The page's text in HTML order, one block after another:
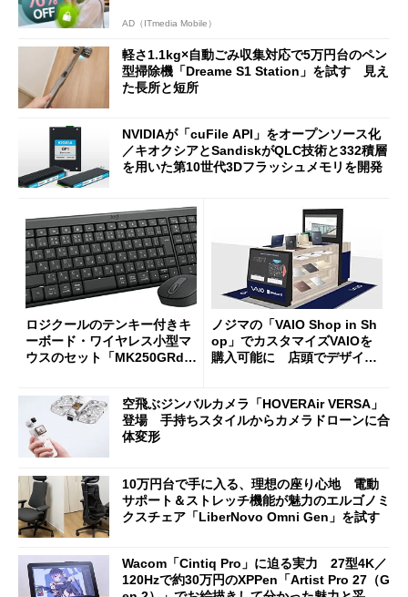
AD（ITmedia Mobile）
軽さ1.1kg×自動ごみ収集対応で5万円台のペン
型掃除機「Dreame S1 Station」を試す 見え
た長所と短所
NVIDIAが「cuFile API」をオープンソース化
／キオクシアとSandiskがQLC技術と332積層
を用いた第10世代3Dフラッシュメモリを開発
ロジクールのテンキー付きキ
ーボード・ワイヤレス小型マ
ウスのセット「MK250GRd」
ノジマの「VAIO Shop in Sh
op」でカスタマイズVAIOを
購入可能に 店頭でデザイン
空飛ぶジンバルカメラ「HOVERAir VERSA」
登場 手持ちスタイルからカメラドローンに合
体変形
10万円台で手に入る、理想の座り心地 電動
サポート＆ストレッチ機能が魅力のエルゴノミ
クスチェア「LiberNovo Omni Gen」を試す
Wacom「Cintiq Pro」に迫る実力 27型4K／
120Hzで約30万円のXPPen「Artist Pro 27（G